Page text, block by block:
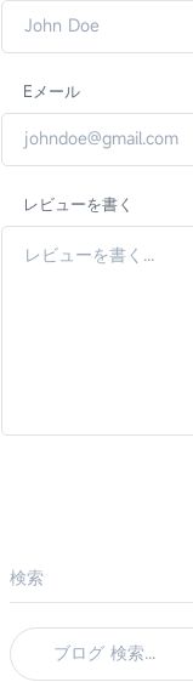
Eメール
レビューを書く
検索